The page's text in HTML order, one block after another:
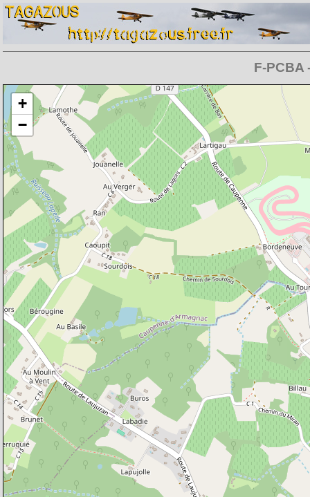
F-PCBA
Chargement de la carte en cours
+
−